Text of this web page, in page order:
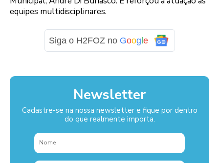
equipes multidisciplinares.
Siga o H2FOZ no Goog e
Newsletter
Cadastre-se na nossa newsletter e fique por dentro
do que realmente importa.